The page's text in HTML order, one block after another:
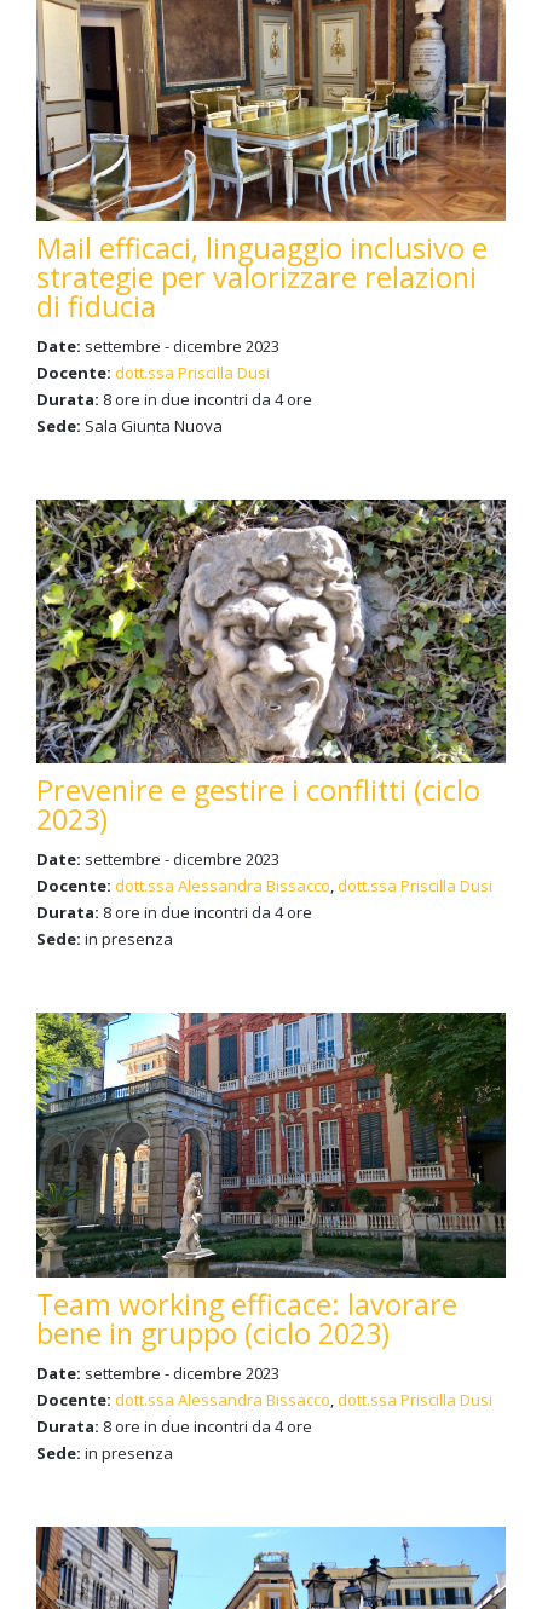
Mail efficaci, linguaggio inclusivo e
strategie per valorizzare relazioni
di fiducia
Date: settembre - dicembre 2023
Docente: dott.ssa Priscilla Dusi
Durata: 8 ore in due incontri da 4 ore
Sede: Sala Giunta Nuova
Prevenire e gestire i conflitti (ciclo
2023)
Date: settembre - dicembre 2023
Docente: dott.ssa Alessandra Bissacco,dott.ssa Priscilla Dusi
Durata: 8 ore in due incontri da 4 ore
Sede: in presenza
Team working efficace: lavorare
bene in gruppo (ciclo 2023)
Date: settembre - dicembre 2023
Docente: dott.ssa Alessandra Bissacco,dott.ssa Priscilla Dusi
Durata: 8 ore in due incontri da 4 ore
Sede: in presenza